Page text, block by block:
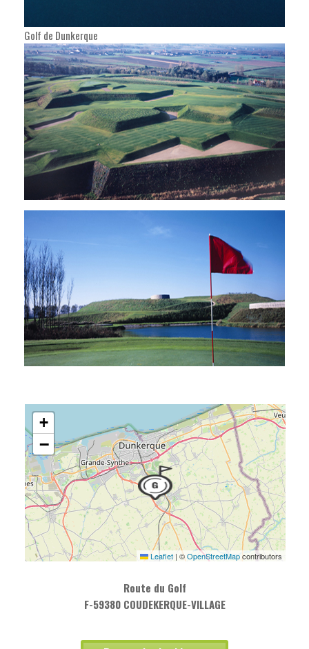
Golf de Dunkerque
+
−
Leaflet | ©OpenStreetMapcontributors
Route du Golf
F-59380 COUDEKERQUE-VILLAGE